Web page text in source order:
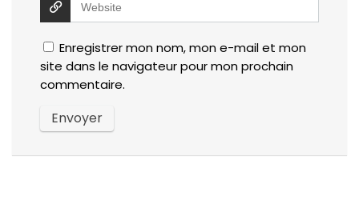
Enregistrer mon nom, mon e-mail et mon
site dans le navigateur pour mon prochain
commentaire.